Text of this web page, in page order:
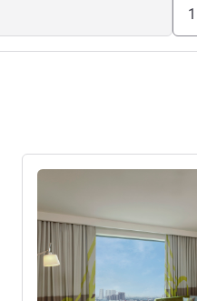
Pokaż szczegóły